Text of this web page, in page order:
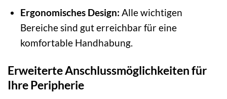
Ergonomisches Design: Alle wichtigen
Bereiche sind gut erreichbar für eine
komfortable Handhabung.
Erweiterte Anschlussmöglichkeiten für
Ihre Peripherie